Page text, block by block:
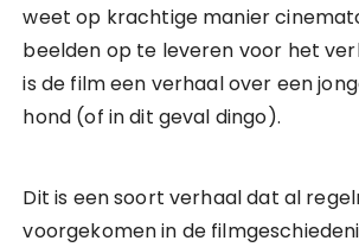
weet op krachtige manier
beelden op te leveren voor het
is de film een verhaal over een
hond (of in dit geval dingo).
Dit is een soort verhaal dat al
voorgekomen in de